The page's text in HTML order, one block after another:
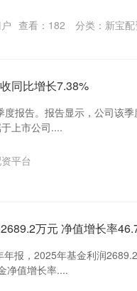
查看： 182 分类： 新宝配
同比增长7.38%
报告。报告显示，公司该
上市公司....
平台
万元 净值增长率
报，2025年基金利润
净值增长率....